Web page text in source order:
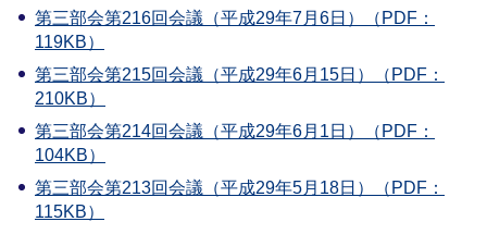
第三部会第216回会議（平成29年7月6日）（PDF：
119KB）
第三部会第215回会議（平成29年6月15日）（PDF：
210KB）
第三部会第214回会議（平成29年6月1日）（PDF：
104KB）
第三部会第213回会議（平成29年5月18日）（PDF：
115KB）